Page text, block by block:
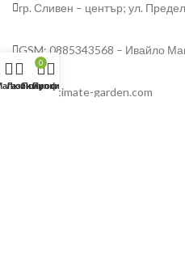
гр. Сливен – център; ул.
GSM: 0885343568 – Ивайло
info@ultimate-garden.com
Любими
0
Покупки
Профил